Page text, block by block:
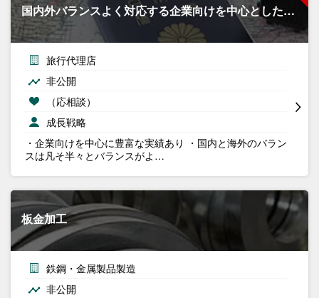
国内外バランスよく対応する企業向けを中心とした…
旅行代理店
非公開
（応相談）
成長戦略
・企業向けを中心に豊富な実績あり ・国内と海外のバラン
スは凡そ半々とバランスがよ…
板金加工
鉄鋼・金属製品製造
非公開